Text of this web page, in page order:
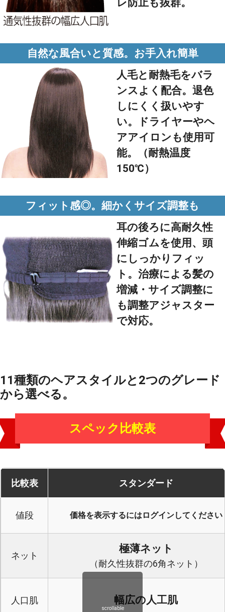
レ防止も抜群。
自然な風合いと質感。お手入れ簡単
人毛と耐熱毛をバラ
ンスよく配合。退色
しにくく扱いやす
い。ドライヤーやヘ
アアイロンも使用可
能。（耐熱温度
150℃）
フィット感◎。細かくサイズ調整も
耳の後ろに高耐久性
伸縮ゴムを使用、頭
にしっかりフィッ
ト。治療による髪の
増減・サイズ調整に
も調整アジャスター
で対応。
11種類のヘアスタイルと2つのグレード
から選べる。
スペック比較表
比較表 スタンダード
値段 価格を表示するにはログインしてください
ネット
極薄ネット
（耐久性抜群の6角ネット）
人口肌 幅広の人工肌
scrollable